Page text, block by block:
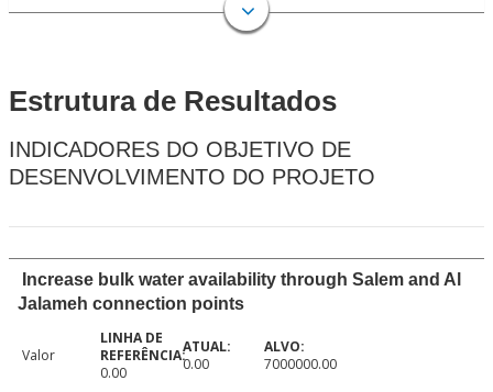
Estrutura de Resultados
INDICADORES DO OBJETIVO DE
DESENVOLVIMENTO DO PROJETO
Increase bulk water availability through Salem and Al
Jalameh connection points
Valor
0.00
0.00 7000000.00